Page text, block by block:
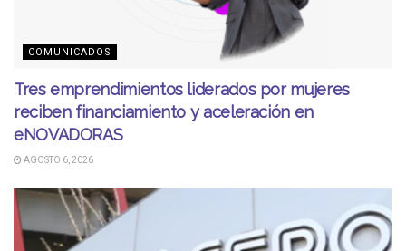
COMUNICADOS
Tres emprendimientos liderados por mujeres
reciben financiamiento y aceleración en
eNOVADORAS
AGOSTO 6, 2026